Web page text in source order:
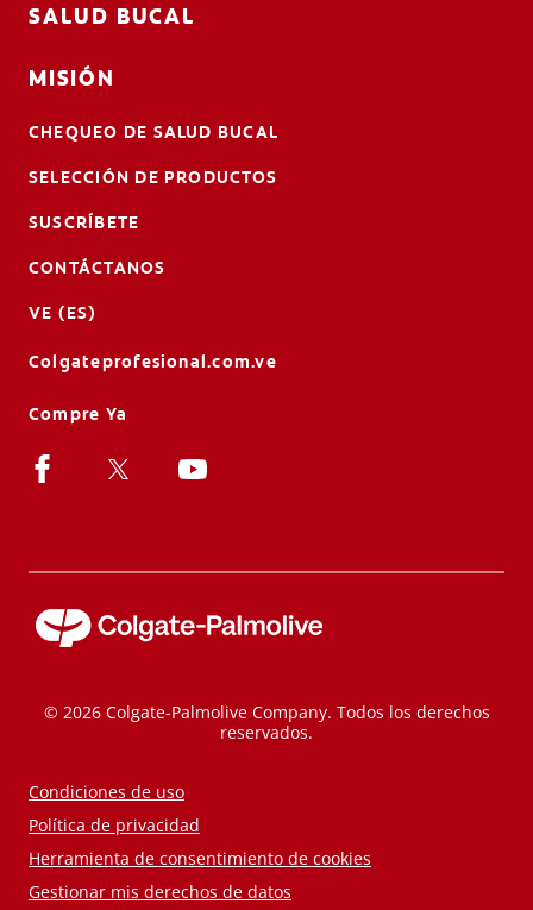
SALUD BUCAL
MISIÓN
CHEQUEO DE SALUD BUCAL
SELECCIÓN DE PRODUCTOS
SUSCRÍBETE
CONTÁCTANOS
VE (ES)
Colgateprofesional.com.ve
Compre Ya
© 2026 Colgate-Palmolive Company. Todos los derechos
reservados.
Condiciones de uso
Política de privacidad
Herramienta de consentimiento de cookies
Gestionar mis derechos de datos